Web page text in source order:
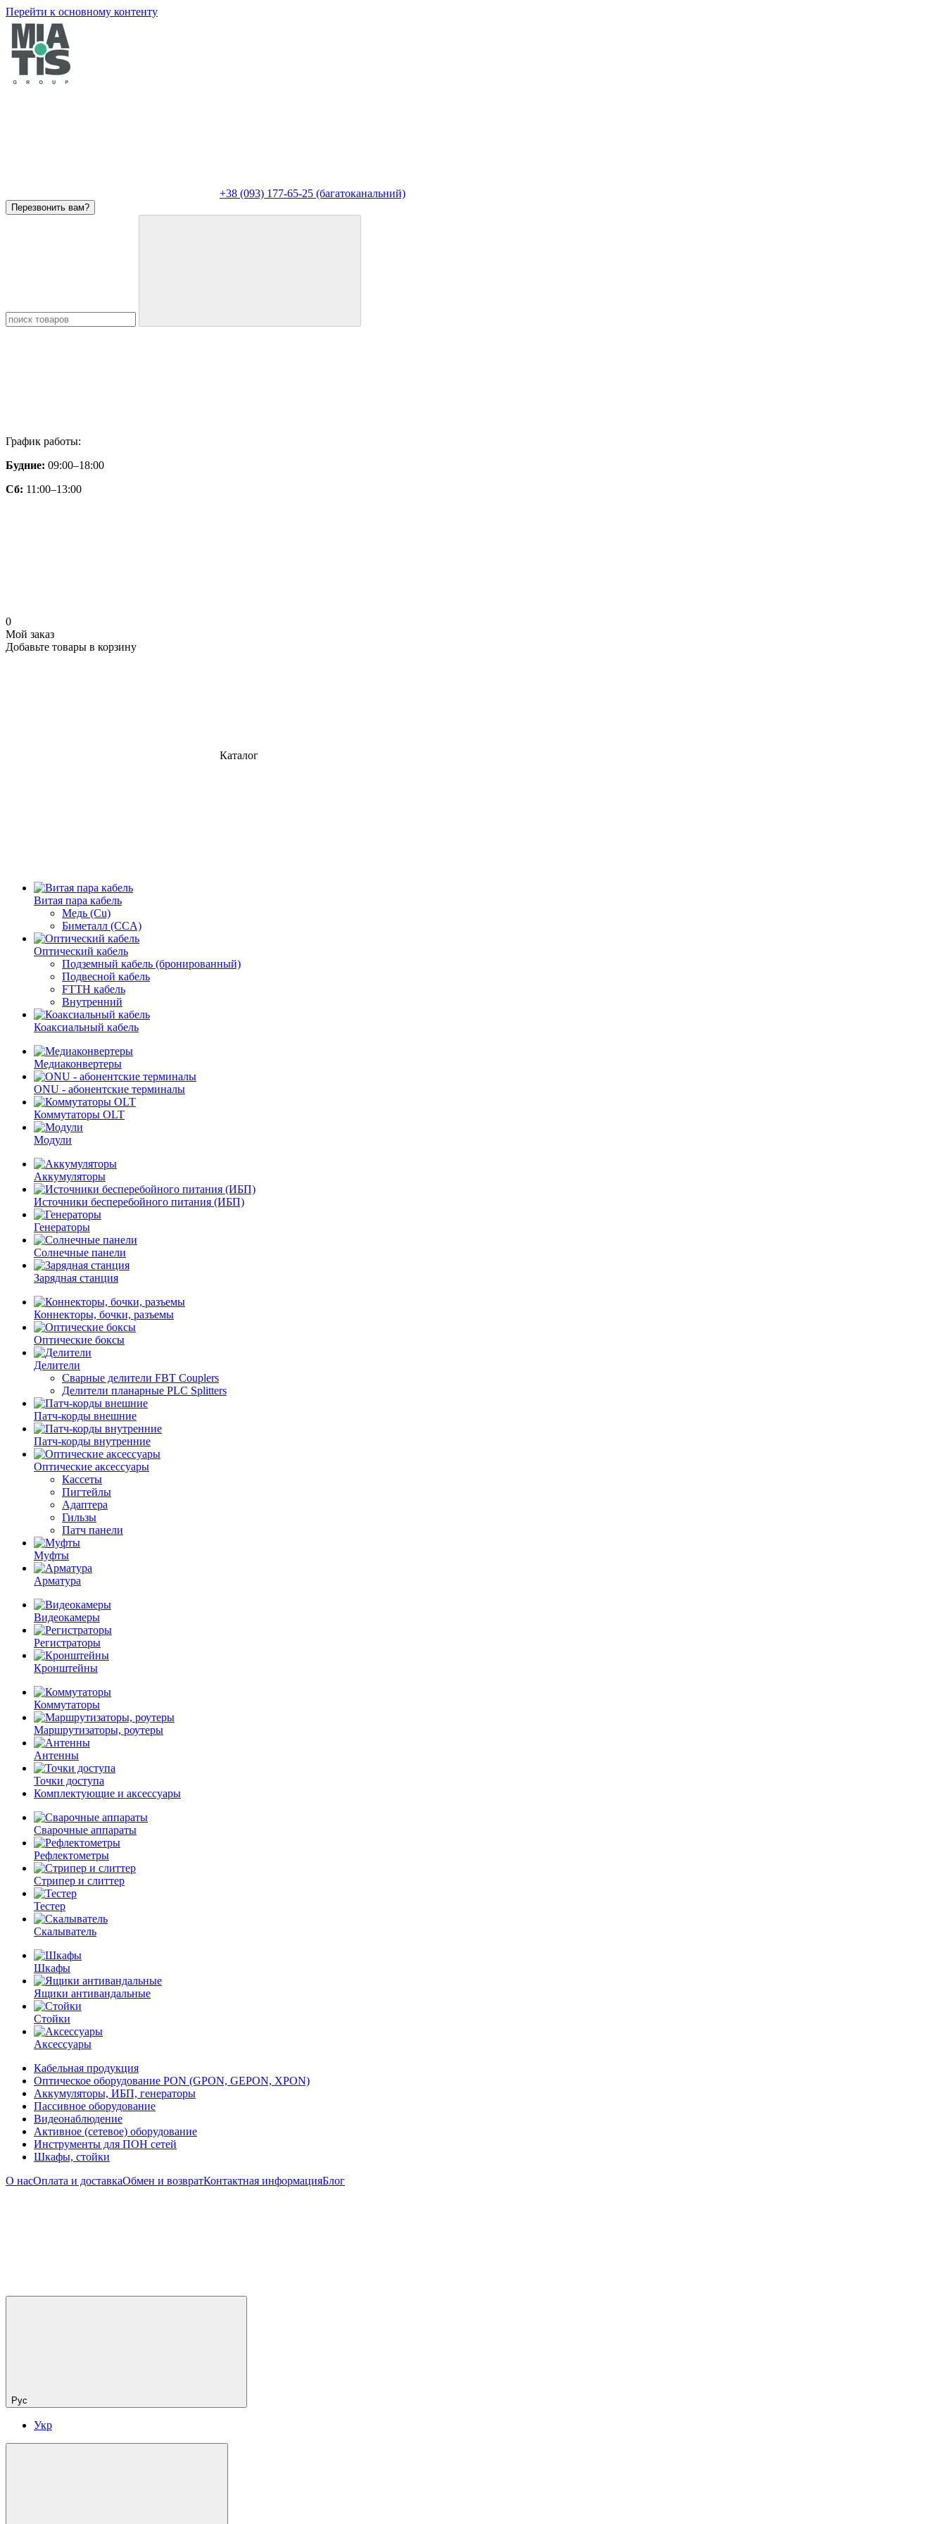
Перейти к основному контенту
+38 (093) 177-65-25 (багатоканальний)
Перезвонить вам?
График работы:
Будние: 09:00–18:00
Сб: 11:00–13:00
0
Мой заказ
Добавьте товары в корзину
Каталог
Витая пара кабель
Медь (Cu)
Биметалл (CCA)
Оптический кабель
Подземный кабель (бронированный)
Подвесной кабель
FTTH кабель
Внутренний
Коаксиальный кабель
Медиаконвертеры
ONU - абонентские терминалы
Коммутаторы OLT
Модули
Аккумуляторы
Источники бесперебойного питания (ИБП)
Генераторы
Солнечные панели
Зарядная станция
Коннекторы, бочки, разъемы
Оптические боксы
Делители
Сварные делители FBT Couplers
Делители планарные PLC Splitters
Патч-корды внешние
Патч-корды внутренние
Оптические аксессуары
Кассеты
Пигтейлы
Адаптера
Гильзы
Патч панели
Муфты
Арматура
Видеокамеры
Регистраторы
Кронштейны
Коммутаторы
Маршрутизаторы, роутеры
Антенны
Точки доступа
Комплектующие и аксессуары
Сварочные аппараты
Рефлектометры
Стрипер и слиттер
Тестер
Скалыватель
Шкафы
Ящики антивандальные
Стойки
Аксессуары
Кабельная продукция
Оптическое оборудование PON (GPON, GEPON, XPON)
Аккумуляторы, ИБП, генераторы
Пассивное оборудование
Видеонаблюдение
Активное (сетевое) оборудование
Инструменты для ПОН сетей
Шкафы, стойки
О насОплата и доставкаОбмен и возвратКонтактная информацияБлог
Рус
Укр